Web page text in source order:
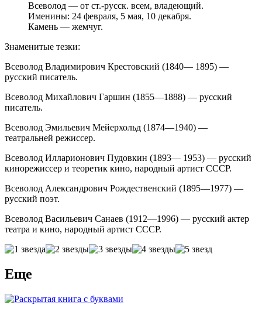
Всеволод — от ст.-русск. всем, владеющий.
Именины: 24 февраля, 5 мая, 10 декабря.
Камень — жемчуг.
Знаменитые тезки:
Всеволод Владимирович Крестовский (1840— 1895) —
русский писатель.
Всеволод Михайлович Гаршин (1855—1888) — русский
писатель.
Всеволод Эмильевич Мейерхольд (1874—1940) —
театральней режиссер.
Всеволод Илларионович Пудовкин (1893— 1953) — русский
кинорежиссер и теоретик кино, народный артист СССР.
Всеволод Александрович Рождественский (1895—1977) —
русский поэт.
Всеволод Васильевич Санаев (1912—1996) — русский актер
театра и кино, народный артист СССР.
Еще